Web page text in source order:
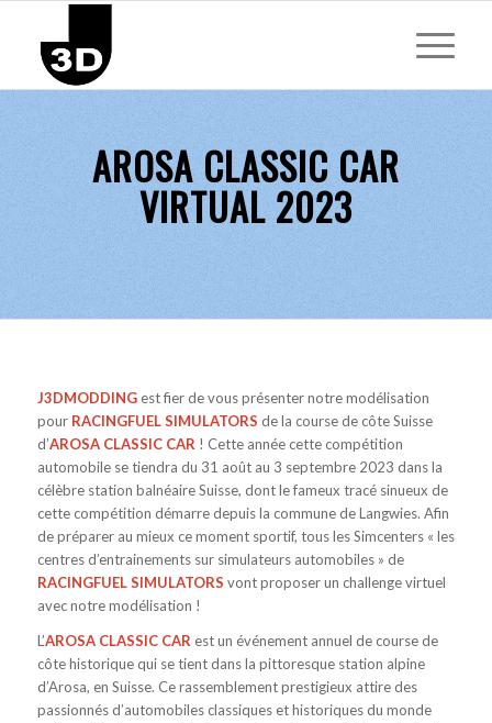
AROSA CLASSIC CAR
VIRTUAL 2023
J3DMODDINGest fier de vous présenter notre modélisation
pour RACINGFUEL SIMULATORS de la course de côte Suisse
d’AROSA CLASSIC CAR ! Cette année cette compétition
automobile se tiendra du 31 août au 3 septembre 2023 dans la
célèbre station balnéaire Suisse, dont le fameux tracé sinueux de
cette compétition démarre depuis la commune de Langwies. Afin
de préparer au mieux ce moment sportif, tous les Simcenters « les
centres d’entrainements sur simulateurs automobiles » de
RACINGFUEL SIMULATORS vont proposer un challenge virtuel
avec notre modélisation !
L’AROSA CLASSIC CAR est un événement annuel de course de
côte historique qui se tient dans la pittoresque station alpine
d’Arosa, en Suisse. Ce rassemblement prestigieux attire des
passionnés d’automobiles classiques et historiques du monde